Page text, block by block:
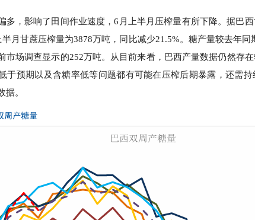
多，影响了田间作业速度，6月上半月压榨量有所下降。据巴
月甘蔗压榨量为3878万吨，同比减少21.5%。糖产量较去年同
市场调查显示的252万吨。从目前来看，巴西产量数据仍然存
于预期以及含糖率低等问题都有可能在压榨后期暴露，还需
据。